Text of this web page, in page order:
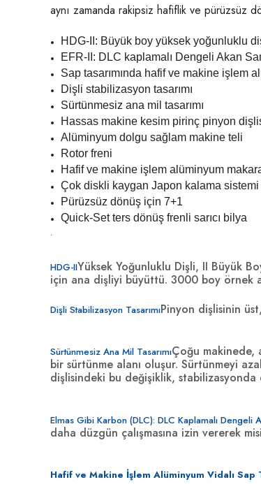
aynı zamanda rakipsiz hafiflik ve pürüzsüz
HDG-II: Büyük boy yüksek yoğunluklu
EFR-II: DLC kaplamalı Dengeli Akan
Sap tasarımında hafif ve makine işlem
Dişli stabilizasyon tasarımı
Sürtünmesiz ana mil tasarımı
Hassas makine kesim pirinç pinyon
Alüminyum dolgu sağlam makine teli
Rotor freni
Hafif ve makine işlem alüminyum
Çok diskli kaygan Japon kalama sistemi
Pürüzsüz dönüş için 7+1
Quick-Set ters dönüş frenli sarıcı bilya
.
HDG-IIYüksek Yoğunluklu Dişli, II Büyük
için ana dişliyi büyüttü. 3000 boy örnek
Dişli Stabilizasyon TasarımıPinyon dişlisinin
Sürtünmesiz Ana Mil TasarımıÇoğu makinede,
bir sürtünme alanı oluşur. Sürtünmeyi
dişlisindeki bu değişiklik,
Elmas Gibi Karbon (DLC): DLC Kaplamalı Dengeli
daha düzgün çalışmasına izin vererek
Hafif ve Makine İşlem Alüminyum Vidalı Sap